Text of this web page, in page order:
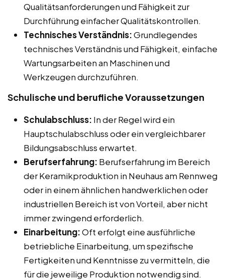
Qualitätsanforderungen und Fähigkeit zur
Durchführung einfacher Qualitätskontrollen.
Technisches Verständnis:Grundlegendes
technisches Verständnis und Fähigkeit, einfache
Wartungsarbeiten an Maschinen und
Werkzeugen durchzuführen.
Schulische und berufliche Voraussetzungen
Schulabschluss: In der Regel wird ein
Hauptschulabschluss oder ein vergleichbarer
Bildungsabschluss erwartet.
Berufserfahrung: Berufserfahrung im Bereich
der Keramikproduktion in Neuhaus am Rennweg
oder in einem ähnlichen handwerklichen oder
industriellen Bereich ist von Vorteil, aber nicht
immer zwingend erforderlich.
Einarbeitung:Oft erfolgt eine ausführliche
betriebliche Einarbeitung, um spezifische
Fertigkeiten und Kenntnisse zu vermitteln, die
für die jeweilige Produktion notwendig sind.